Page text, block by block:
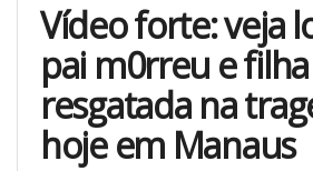
Vídeo forte: veja
pai m0rreu e
resgatada na
hoje em Manaus